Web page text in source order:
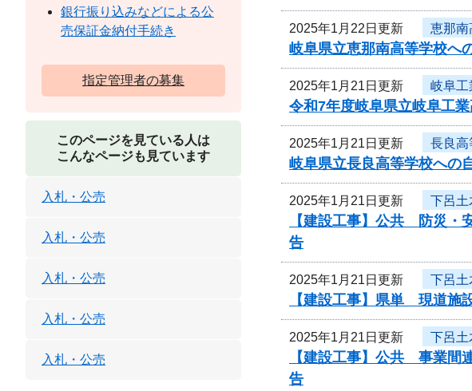
2025年1月22日更新 恵那南
岐阜県立恵那南高等学校へ
2025年1月21日更新 岐阜工
令和7年度岐阜県立岐阜工
2025年1月21日更新 長良高
岐阜県立長良高等学校への
2025年1月21日更新 下呂土
【建設工事】公共 防災・
告
2025年1月21日更新 下呂土
【建設工事】県単 現道施
2025年1月21日更新 下呂土
【建設工事】公共 事業間
告
銀行振り込みなどによる公
売保証金納付手続き
指定管理者の募集
このページを見ている人は
こんなページも見ています
入札・公売
入札・公売
入札・公売
入札・公売
入札・公売